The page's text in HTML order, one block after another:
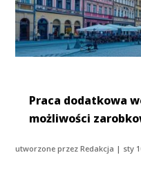
Praca dodatkowa
możliwości
utworzone przezRedakcja | sty